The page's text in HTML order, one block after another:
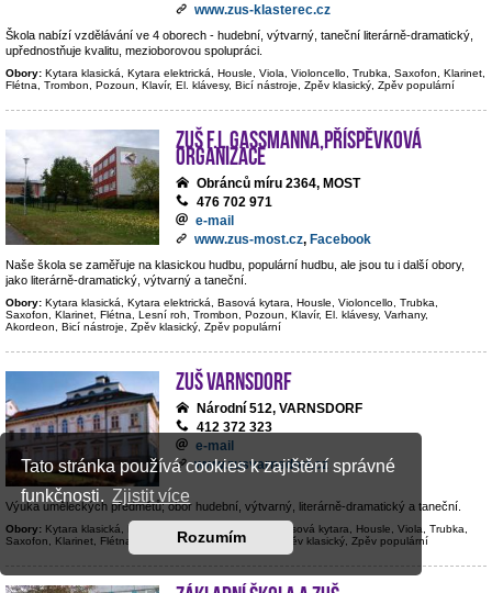
Tato stránka používá cookies k zajištění správné
funkčnosti. Zjistit více
Rozumím
www.zus-klasterec.cz
Škola nabízí vzdělávání ve 4 oborech - hudební, výtvarný, taneční literárně-dramatický,
upřednostňuje kvalitu, mezioborovou spolupráci.
Obory: Kytara klasická, Kytara elektrická, Housle, Viola, Violoncello, Trubka, Saxofon, Klarinet,
Flétna, Trombon, Pozoun, Klavír, El. klávesy, Bicí nástroje, Zpěv klasický, Zpěv populární
ZUŠ F.L.Gassmanna,příspěvková
organizace
Obránců míru 2364, MOST
476 702 971
e-mail
www.zus-most.cz, Facebook
Naše škola se zaměřuje na klasickou hudbu, populární hudbu, ale jsou tu i další obory,
jako literárně-dramatický, výtvarný a taneční.
Obory: Kytara klasická, Kytara elektrická, Basová kytara, Housle, Violoncello, Trubka,
Saxofon, Klarinet, Flétna, Lesní roh, Trombon, Pozoun, Klavír, El. klávesy, Varhany,
Akordeon, Bicí nástroje, Zpěv klasický, Zpěv populární
ZUŠ Varnsdorf
Národní 512, VARNSDORF
412 372 323
e-mail
www.zusvarnsdorf.cz
Výuka uměleckých předmětů; obor hudební, výtvarný, literárně-dramatický a taneční.
Obory: Kytara klasická, Kytara elektrická, Kontrabas, Basová kytara, Housle, Viola, Trubka,
Saxofon, Klarinet, Flétna, Hoboj, Klavír, Bicí nástroje, Zpěv klasický, Zpěv populární